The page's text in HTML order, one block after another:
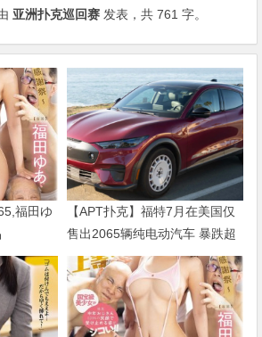
亚洲扑克巡回赛 发表，共 761 字。
福田ゆ
【APT扑克】福特7月在美国仅
售出2065辆纯电动汽车 暴跌超
七成